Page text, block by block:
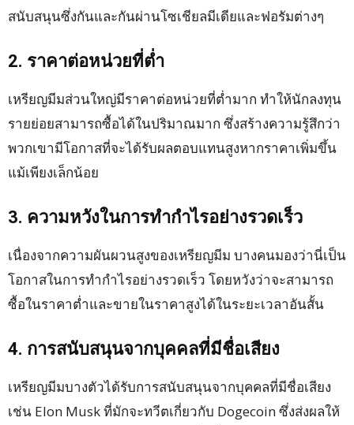
สนับสนุนซึ่งกันและกันผ่านโซเชียลมีเดียและฟอรัมต่างๆ
2. ราคาต่อหน่วยที่ต่ำ
เหรียญมีมส่วนใหญ่มีราคาต่อหน่วยที่ต่ำมาก ทำให้นักลงทุน
รายย่อยสามารถซื้อได้ในปริมาณมาก ซึ่งสร้างความรู้สึกว่า
พวกเขามีโอกาสที่จะได้รับผลตอบแทนสูงหากราคาเพิ่มขึ้น
แม้เพียงเล็กน้อย
3. ความหวังในการทำกำไรอย่างรวดเร็ว
เนื่องจากความผันผวนสูงของเหรียญมีม บางคนมองว่านี่เป็น
โอกาสในการทำกำไรอย่างรวดเร็ว โดยหวังว่าจะสามารถ
ซื้อในราคาต่ำและขายในราคาสูงได้ในระยะเวลาอันสั้น
4. การสนับสนุนจากบุคคลที่มีชื่อเสียง
เหรียญมีมบางตัวได้รับการสนับสนุนจากบุคคลที่มีชื่อเสียง
เช่น Elon Musk ที่มักจะทวีตเกี่ยวกับ Dogecoin ซึ่งส่งผลให้